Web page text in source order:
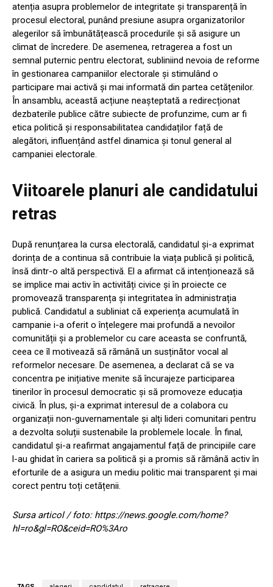
atenția asupra problemelor de integritate și transparență în
procesul electoral, punând presiune asupra organizatorilor
alegerilor să îmbunătățească procedurile și să asigure un
climat de încredere. De asemenea, retragerea a fost un
semnal puternic pentru electorat, subliniind nevoia de reforme
în gestionarea campaniilor electorale și stimulând o
participare mai activă și mai informată din partea cetățenilor.
În ansamblu, această acțiune neașteptată a redirecționat
dezbaterile publice către subiecte de profunzime, cum ar fi
etica politică și responsabilitatea candidaților față de
alegători, influențând astfel dinamica și tonul general al
campaniei electorale.
Viitoarele planuri ale candidatului
retras
După renunțarea la cursa electorală, candidatul și-a exprimat
dorința de a continua să contribuie la viața publică și politică,
însă dintr-o altă perspectivă. El a afirmat că intenționează să
se implice mai activ în activități civice și în proiecte ce
promovează transparența și integritatea în administrația
publică. Candidatul a subliniat că experiența acumulată în
campanie i-a oferit o înțelegere mai profundă a nevoilor
comunității și a problemelor cu care aceasta se confruntă,
ceea ce îl motivează să rămână un susținător vocal al
reformelor necesare. De asemenea, a declarat că se va
concentra pe inițiative menite să încurajeze participarea
tinerilor în procesul democratic și să promoveze educația
civică. În plus, și-a exprimat interesul de a colabora cu
organizații non-guvernamentale și alți lideri comunitari pentru
a dezvolta soluții sustenabile la problemele locale. În final,
candidatul și-a reafirmat angajamentul față de principiile care
l-au ghidat în cariera sa politică și a promis să rămână activ în
eforturile de a asigura un mediu politic mai transparent și mai
corect pentru toți cetățenii.
Sursa articol / foto: https://news.google.com/home?
hl=ro&gl=RO&ceid=RO%3Aro